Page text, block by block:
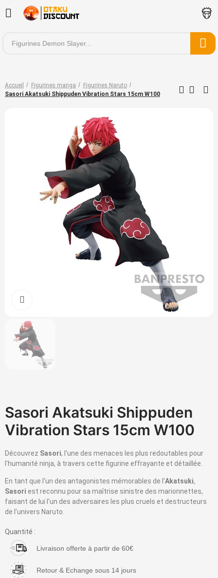
Accueil Figurines manga
Figurines Naruto
Sasori Akatsuki Shippuden Vibration Stars 15cm W100
Sasori Akatsuki Shippuden
Vibration Stars 15cm W100
Découvrez Sasori, l'une des menaces les plus redoutables pour
l'humanité ninja, à travers cette figurine effrayante et détaillée.
En tant que l'un des antagonistes mémorables de l'Akatsuki,
Sasori est reconnu pour sa maîtrise sinistre des marionnettes,
faisant de lui l'un des adversaires les plus cruels et destructeurs
de l'univers Naruto.
Quantité :
Livraison offerte à partir de 60€
Retour & Echange sous 14 jours